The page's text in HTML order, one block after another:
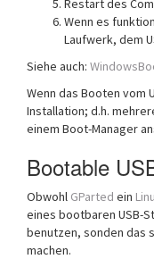
Restart des
Wenn es
Laufwerk, dem
Siehe auch:
Wenn das Booten vom
Installation; d.h.
einem Boot-Manager
Bootable
Obwohl GParted ein
eines bootbaren USB-
benutzen, sonden das
machen.